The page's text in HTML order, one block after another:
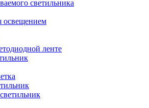
светильника
освещением
ленте